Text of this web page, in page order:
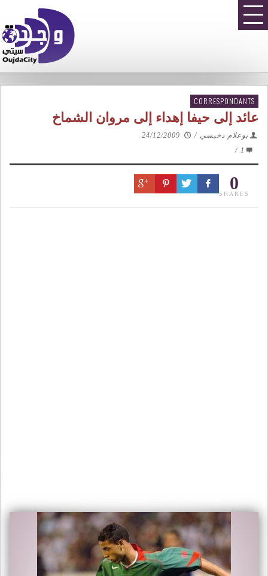
CORRESPONDANTS
عائد إلى حيفا إهداء إلى مروان الشماخ
بوعلام دخيسي /
24/12/2009
1
/
0
SHARES